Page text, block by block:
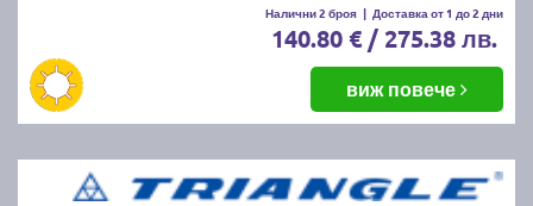
Налични 2 броя | Доставка от 1 до 2 дни
140.80 € / 275.38 лв.
виж повече